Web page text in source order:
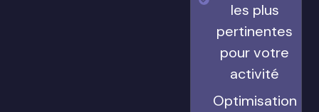
les plus
pertinentes
pour votre
activité
Optimisation